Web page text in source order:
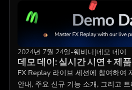
2024년 7월 24일-웨비나|데모 데이
데모 데이: 실시간 시연 + 제
FX Replay 라이브 세션에 참여하여
안내, 주요 신규 기능 소개, 그리고